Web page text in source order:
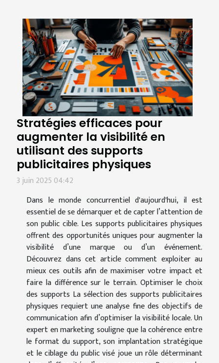
Stratégies efficaces pour
augmenter la visibilité en
utilisant des supports
publicitaires physiques
3 juin 2025 04:42
Dans le monde concurrentiel d'aujourd'hui, il est
essentiel de se démarquer et de capter l’attention de
son public cible. Les supports publicitaires physiques
offrent des opportunités uniques pour augmenter la
visibilité d’une marque ou d’un événement.
Découvrez dans cet article comment exploiter au
mieux ces outils afin de maximiser votre impact et
faire la différence sur le terrain. Optimiser le choix
des supports La sélection des supports publicitaires
physiques requiert une analyse fine des objectifs de
communication afin d’optimiser la visibilité locale. Un
expert en marketing souligne que la cohérence entre
le format du support, son implantation stratégique
et le ciblage du public visé joue un rôle déterminant